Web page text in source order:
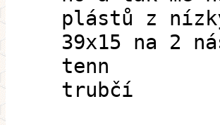
plástů z
39x15 na 2
tenn
trubčí